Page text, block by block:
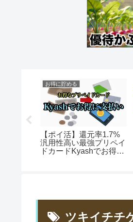
お得に貯める
【ポイ活】還元率1.7%
汎用性高い最強プリペイ
ドカードKyashでお得に
ツキイチチ